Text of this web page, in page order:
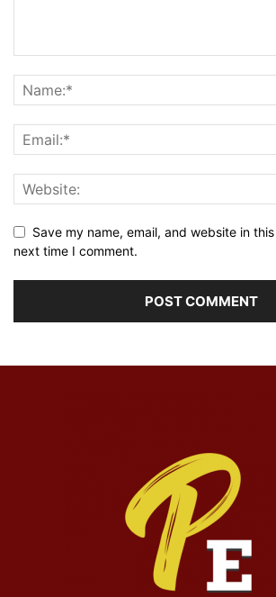
Save my name, email, and website in
next time I comment.